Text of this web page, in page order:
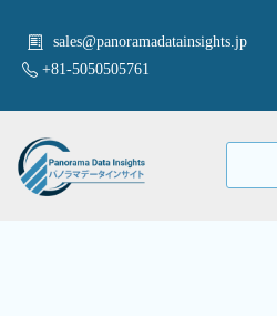
sales@panoramadatainsights.jp
+81-5050505761